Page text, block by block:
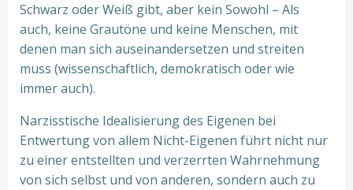
Schwarz oder Weiß gibt, aber kein Sowohl – Als
auch, keine Grautöne und keine Menschen, mit
denen man sich auseinandersetzen und streiten
muss (wissenschaftlich, demokratisch oder wie
immer auch).
Narzisstische Idealisierung des Eigenen bei
Entwertung von allem Nicht-Eigenen führt nicht nur
zu einer entstellten und verzerrten Wahrnehmung
von sich selbst und von anderen, sondern auch zu